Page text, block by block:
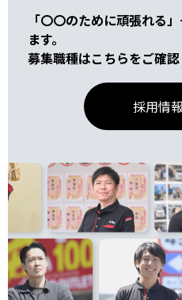
「〇〇のために頑張れる
ます。
募集職種はこちらをご確認
採用情